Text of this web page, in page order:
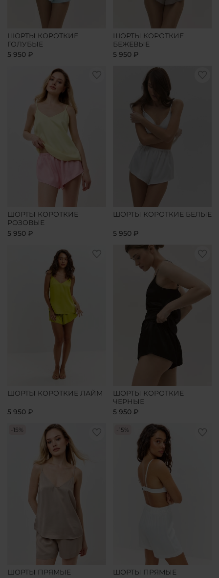
ШОРТЫ КОРОТКИЕ
ГОЛУБЫЕ
5 950 ₽
ШОРТЫ КОРОТКИЕ
БЕЖЕВЫЕ
5 950 ₽
ШОРТЫ КОРОТКИЕ
РОЗОВЫЕ
5 950 ₽
ШОРТЫ КОРОТКИЕ БЕЛЫЕ
5 950 ₽
ШОРТЫ КОРОТКИЕ ЛАЙМ
5 950 ₽
ШОРТЫ КОРОТКИЕ
ЧЕРНЫЕ
5 950 ₽
-15%
ШОРТЫ ПРЯМЫЕ
-15%
ШОРТЫ ПРЯМЫЕ